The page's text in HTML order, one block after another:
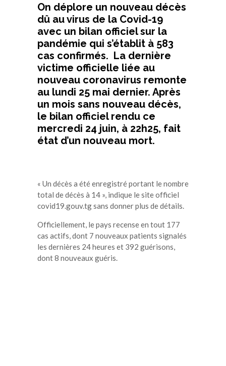
On déplore un nouveau décès
dû au virus de la Covid-19
avec un bilan officiel sur la
pandémie qui s’établit à 583
cas confirmés. La dernière
victime officielle liée au
nouveau coronavirus remonte
au lundi 25 mai dernier. Après
un mois sans nouveau décès,
le bilan officiel rendu ce
mercredi 24 juin, à 22h25, fait
état d’un nouveau mort.
« Un décès a été enregistré portant le nombre
total de décès à 14 », indique le site officiel
covid19.gouv.tg sans donner plus de détails.
Officiellement, le pays recense en tout 177
cas actifs, dont 7 nouveaux patients signalés
les dernières 24 heures et 392 guérisons,
dont 8 nouveaux guéris.